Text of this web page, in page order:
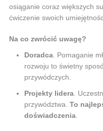
osiąganie coraz większych
ćwiczenie swoich
Na co zwrócić uwagę?
Doradca. Pomaganie
rozwoju to świetny
przywódczych.
Projekty lidera.
przywództwa. To
doświadczenia.